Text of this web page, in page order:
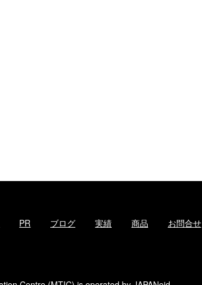
PR ブログ 実績 商品 お問合せ